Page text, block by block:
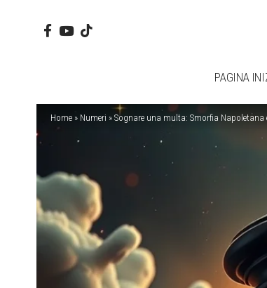
PAGINA
Home » Numeri » Sognare una multa: Smorfia Napoletana